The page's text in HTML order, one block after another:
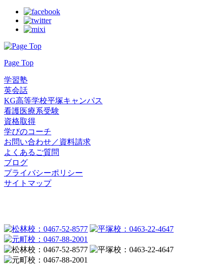
Page Top
学習塾
英会話
KG高等学校平塚キャンパス
看護医療系受験
資格取得
学びのコーチ
お問い合わせ／資料請求
よくあるご質問
ブログ
プライバシーポリシー
サイトマップ